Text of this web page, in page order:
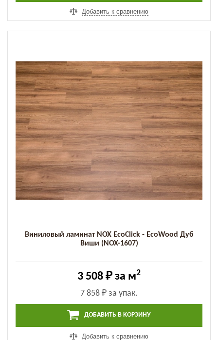
Добавить к сравнению
Виниловый ламинат NOX EcoClick - EcoWood Дуб
Виши (NOX-1607)
3 508 ₽ за м2
7 858 ₽ за упак.
ДОБАВИТЬ В КОРЗИНУ
Добавить к сравнению